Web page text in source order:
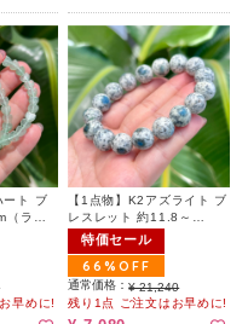
ート ブ
（ラン
早めに!
【1点物】K2アズライト ブ
レスレット 約11.8～
12.2mm
特価セール
66%OFF
通常価格：¥ 21,240
残り1点 ご注文はお早めに!